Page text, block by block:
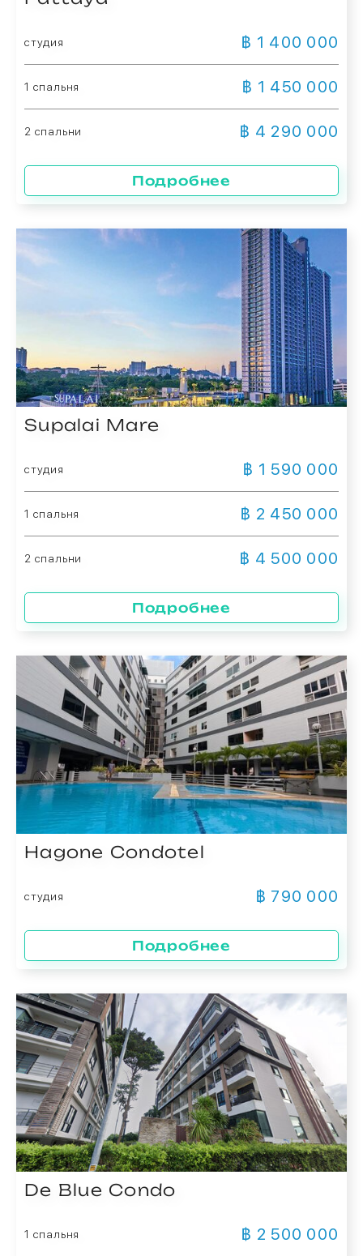
студия ฿ 1 400 000
1 спальня ฿ 1 450 000
2 спальни ฿ 4 290 000
Подробнее
Supalai Mare
студия ฿ 1 590 000
1 спальня ฿ 2 450 000
2 спальни ฿ 4 500 000
Подробнее
Hagone Condotel
студия ฿ 790 000
Подробнее
De Blue Condo
1 спальня ฿ 2 500 000